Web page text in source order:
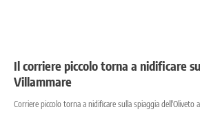
Il corriere piccolo torna a nidificare
Villammare
Corriere piccolo torna a nidificare sulla spiaggia dell'Oliveto